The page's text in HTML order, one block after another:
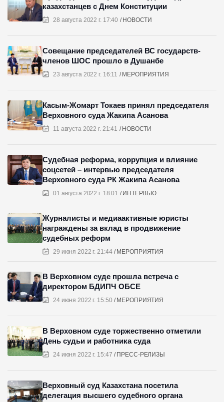
28 августа 2022 г. 17:40 НОВОСТИ
казахстанцев с Днем Конституции
23 августа 2022 г. 16:11 МЕРОПРИЯТИЯ
Совещание председателей ВС государств-
членов ШОС прошло в Душанбе
11 августа 2022 г. 21:41 НОВОСТИ
Касым-Жомарт Токаев принял председателя
Верховного суда Жакипа Асанова
01 августа 2022 г. 18:01 ИНТЕРВЬЮ
Судебная реформа, коррупция и влияние
соцсетей – интервью председателя
Верховного суда РК Жакипа Асанова
29 июня 2022 г. 21:44 МЕРОПРИЯТИЯ
Журналисты и медиаактивные юристы
награждены за вклад в продвижение
судебных реформ
24 июня 2022 г. 15:50 МЕРОПРИЯТИЯ
В Верховном суде прошла встреча с
директором БДИПЧ ОБСЕ
24 июня 2022 г. 15:47 ПРЕСС-РЕЛИЗЫ
В Верховном суде торжественно отметили
День судьи и работника суда
Верховный суд Казахстана посетила
делегация высшего судебного органа